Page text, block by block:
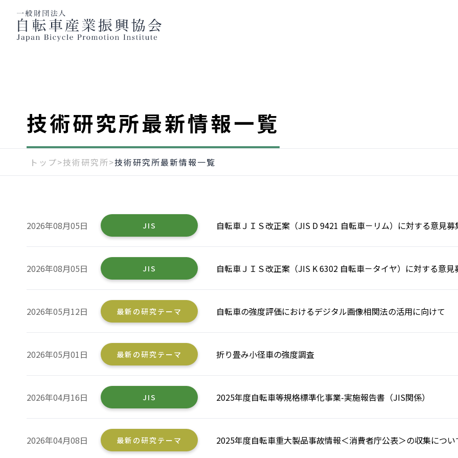
技術研究所最新情報一覧
トップ>技術研究所>技術研究所最新情報一覧
2026年08月05日 JIS 自転車ＪＩＳ改正案（JIS D 9421 自転車－リム）に対する意見募
2026年08月05日 JIS 自転車ＪＩＳ改正案（JIS K 6302 自転車－タイヤ）に対する意見
2026年05月12日 最新の研究テーマ 自転車の強度評価におけるデジタル画像相関法の活用に向けて
2026年05月01日 最新の研究テーマ 折り畳み小径車の強度調査
2026年04月16日 JIS 2025年度自転車等規格標準化事業-実施報告書（JIS関係）
2026年04月08日 最新の研究テーマ 2025年度自転車重大製品事故情報＜消費者庁公表＞の収集につい